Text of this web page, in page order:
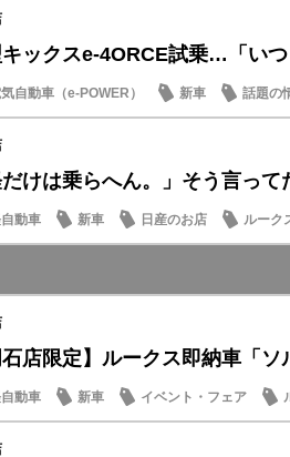
ックスe-4ORCE試乗…「い
自動車（e-POWER） 新車 話題の
だけは乗らへん。」そう言っ
動車 新車 日産のお店 ルーク
石店限定】ルークス即納車「
動車 新車 イベント・フェア